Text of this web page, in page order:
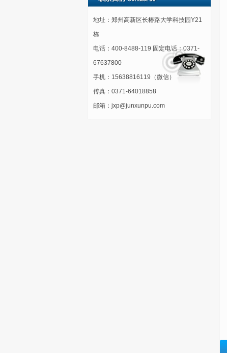
地址：郑州高新区长椿路大学科技园Y21
栋
电话：400-8488-119 固定电话：0371-
67637800
手机：15638816119（微信）
传真：0371-64018858
邮箱：jxp@junxunpu.com